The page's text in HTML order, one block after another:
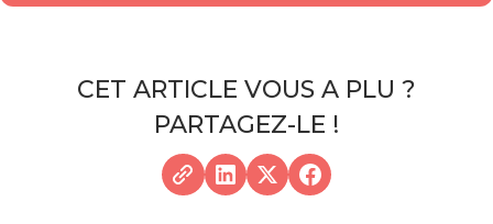
CET ARTICLE VOUS A PLU ?
PARTAGEZ-LE !